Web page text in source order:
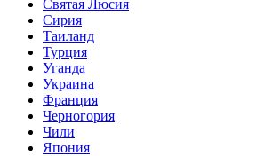
Святая Люсия
Сирия
Таиланд
Турция
Уганда
Украина
Франция
Черногория
Чили
Япония